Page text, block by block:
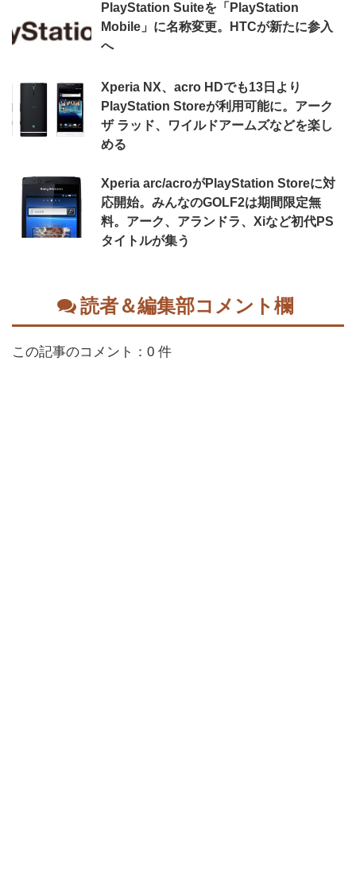
PlayStation Suiteを「PlayStation
Mobile」に名称変更。HTCが新たに参入
へ
Xperia NX、acro HDでも13日より
PlayStation Storeが利用可能に。アーク
ザ ラッド、ワイルドアームズなどを楽し
める
Xperia arc/acroがPlayStation Storeに対
応開始。みんなのGOLF2は期間限定無
料。アーク、アランドラ、Xiなど初代PS
タイトルが集う
読者＆編集部コメント欄
この記事のコメント：0 件